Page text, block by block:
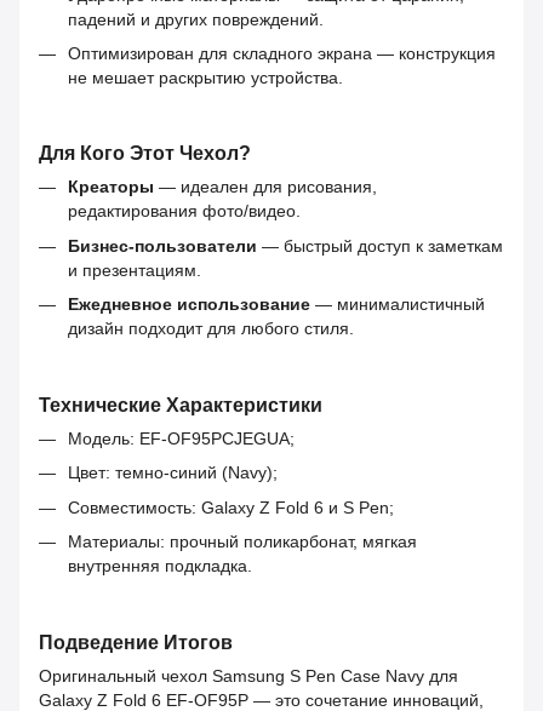
падений и других повреждений.
Оптимизирован для складного экрана — конструкция
не мешает раскрытию устройства.
Для Кого Этот Чехол?
Креаторы — идеален для рисования,
редактирования фото/видео.
Бизнес-пользователи — быстрый доступ к заметкам
и презентациям.
Ежедневное использование — минималистичный
дизайн подходит для любого стиля.
Технические Характеристики
Модель: EF-OF95PCJEGUA;
Цвет: темно-синий (Navy);
Совместимость: Galaxy Z Fold 6 и S Pen;
Материалы: прочный поликарбонат, мягкая
внутренняя подкладка.
Подведение Итогов
Оригинальный чехол Samsung S Pen Case Navy для
Galaxy Z Fold 6 EF-OF95P — это сочетание инноваций,